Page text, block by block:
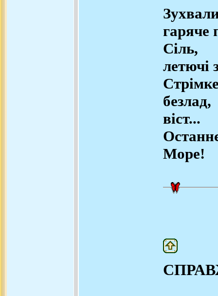
гаряче
Сіль,
летючі
безлад,
віст...
Море!